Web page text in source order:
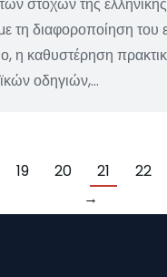
τη διαφοροποίηση του
η καθυστέρηση
οδηγιών,…
19 20 21 22
→